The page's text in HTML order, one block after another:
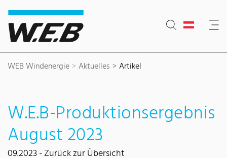
Inhaltsbereich
Suche
Hauptnavigation
Kontakt
Footer
WEB Windenergie Aktuelles Artikel
W.E.B-Produktionsergebnis
August 2023
09.2023 -Zurück zur Übersicht